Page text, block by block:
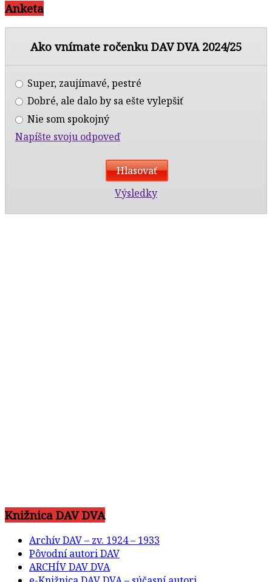
Anketa
Ako vnímate ročenku DAV DVA 2024/25
Super, zaujímavé, pestré
Dobré, ale dalo by sa ešte vylepšiť
Nie som spokojný
Napíšte svoju odpoveď
Výsledky
Knižnica DAV DVA
Archív DAV – zv. 1924 – 1933
Pôvodní autori DAV
ARCHÍV DAV DVA